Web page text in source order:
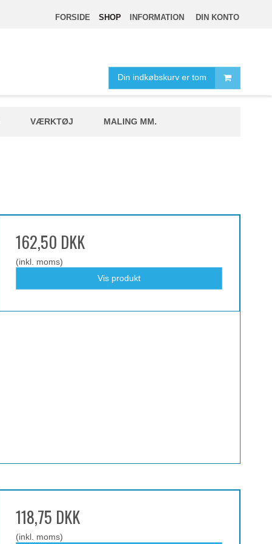
FORSIDE SHOP INFORMATION DIN KONTO
Din indkøbskurv er tom
VÆRKTØJ MALING MM.
162,50 DKK
(inkl. moms)
Vis produkt
118,75 DKK
(inkl. moms)